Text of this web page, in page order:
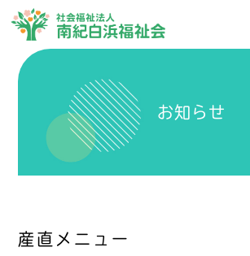
お知らせ
産直メニュー